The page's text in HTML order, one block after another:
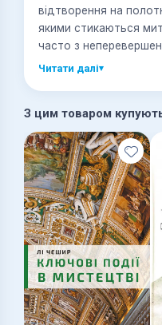
відтворення на
якими стикаються
часто з
труднощі; і навіть
Читати далі▾
З цим товаром